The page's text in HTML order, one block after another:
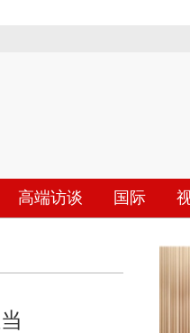
高端访谈 国际